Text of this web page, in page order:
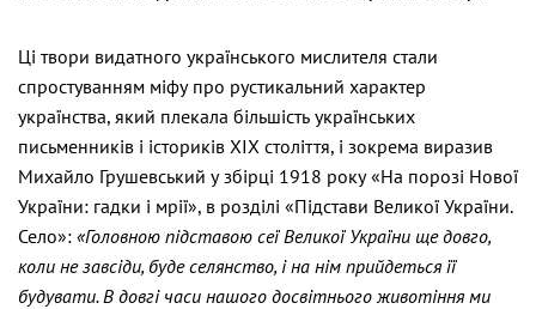
Ці твори видатного українського мислителя стали
спростуванням міфу про рустикальний характер
українства, який плекала більшість українських
письменників і істориків ХІХ століття, і зокрема виразив
Михайло Грушевський у збірці 1918 року «На порозі Нової
України: гадки і мрії», в розділі «Підстави Великої України.
Село»: «Головною підставою сеї Великої України ще довго,
коли не завсіди, буде селянство, і на нім прийдеться її
будувати. В довгі часи нашого досвітнього животіння ми